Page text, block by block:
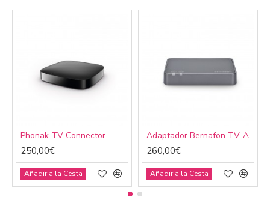
Phonak TV Connector
250,00€
Añadir a la Cesta
Adaptador Bernafon TV-A
260,00€
Añadir a la Cesta